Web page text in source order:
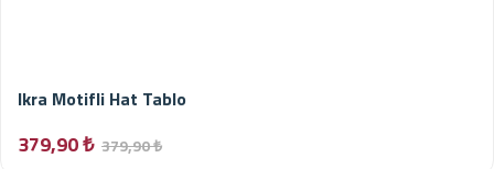
Ikra Motifli Hat Tablo
379,90 ₺ 379,90 ₺